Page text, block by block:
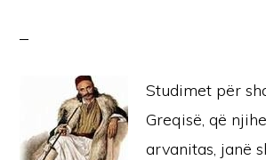
Studimet për
Greqisë, që
arvanitas, janë